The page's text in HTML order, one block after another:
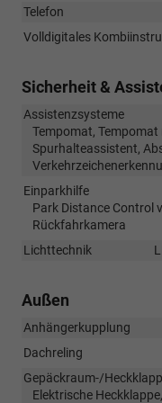
Telefon
Volldigitales
Sicherheit &
Assistenzsysteme
Tempomat,
Spurhalteassistent,
Einparkhilfe
Park Distance Control
Rückfahrkamera
Lichttechnik
Außen
Anhängerkupplung
Dachreling
Gepäckraum-/
Elektrische